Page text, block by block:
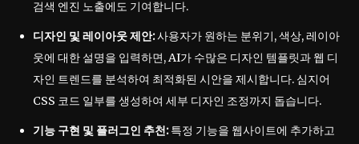
검색 엔진 노출에도 기여합니다.
디자인 및 레이아웃 제안:사용자가 원하는 분위기, 색상, 레이아
웃에 대한 설명을 입력하면, AI가 수많은 디자인 템플릿과 웹 디
자인 트렌드를 분석하여 최적화된 시안을 제시합니다. 심지어
CSS 코드 일부를 생성하여 세부 디자인 조정까지 돕습니다.
기능 구현 및 플러그인 추천:특정 기능을 웹사이트에 추가하고